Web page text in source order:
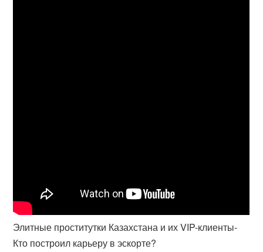
Элитные проститутки Казахстана и их VIP-клиенты-
Кто построил карьеру в эскорте?